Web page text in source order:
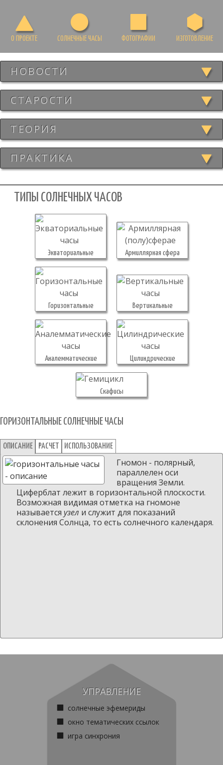
О ПРОЕКТЕ СОЛНЕЧНЫЕ ЧАСЫ ФОТОГРАФИИ ИЗГОТОВЛЕНИЕ
НОВОСТИ
СТАРОСТИ
ТЕОРИЯ
ПРАКТИКА
ТИПЫ СОЛНЕЧНЫХ ЧАСОВ
Экваториальные Армиллярная сфера
Горизонтальные Вертикальные
Аналемматические Цилиндрические
Скафисы
ГОРИЗОНТАЛЬНЫЕ СОЛНЕЧНЫЕ ЧАСЫ
ОПИСАНИЕ
Гномон - полярный,
параллелен оси
вращения Земли.
Циферблат лежит в горизонтальной плоскости.
Возможная видимая отметка на гномоне
называется узел и служит для показаний
склонения Солнца, то есть солнечного календаря.
РАСЧЕТ ИСПОЛЬЗОВАНИЕ
УПРАВЛЕНИЕ
солнечные эфемериды
окно тематических ссылок
игра синхрония